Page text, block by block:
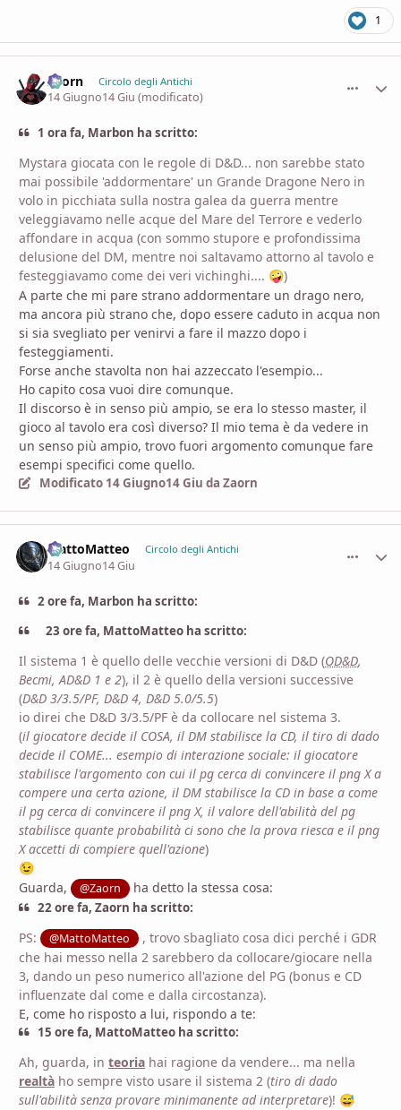
1
Zaorn Circolo degli Antichi
14 Giugno14 Giu (modificato)
1 ora fa, Marbon ha scritto:
Mystara giocata con le regole di D&D... non sarebbe stato
mai possibile 'addormentare' un Grande Dragone Nero in
volo in picchiata sulla nostra galea da guerra mentre
veleggiavamo nelle acque del Mare del Terrore e vederlo
affondare in acqua (con sommo stupore e profondissima
delusione del DM, mentre noi saltavamo attorno al tavolo e
festeggiavamo come dei veri vichinghi.... 🤪)
A parte che mi pare strano addormentare un drago nero,
ma ancora più strano che, dopo essere caduto in acqua non
si sia svegliato per venirvi a fare il mazzo dopo i
festeggiamenti.
Forse anche stavolta non hai azzeccato l'esempio...
Ho capito cosa vuoi dire comunque.
Il discorso è in senso più ampio, se era lo stesso master, il
gioco al tavolo era così diverso? Il mio tema è da vedere in
un senso più ampio, trovo fuori argomento comunque fare
esempi specifici come quello.
Modificato 14 Giugno14 Giu da Zaorn
MattoMatteo Circolo degli Antichi
14 Giugno14 Giu
2 ore fa, Marbon ha scritto:
23 ore fa, MattoMatteo ha scritto:
Il sistema 1 è quello delle vecchie versioni di D&D (OD&D,
Becmi, AD&D 1 e 2), il 2 è quello della versioni successive
(D&D 3/3.5/PF, D&D 4, D&D 5.0/5.5)
io direi che D&D 3/3.5/PF è da collocare nel sistema 3.
(il giocatore decide il COSA, il DM stabilisce la CD, il tiro di dado
decide il COME... esempio di interazione sociale: il giocatore
stabilisce l'argomento con cui il pg cerca di convincere il png X a
compere una certa azione, il DM stabilisce la CD in base a come
il pg cerca di convincere il png X, il valore dell'abilità del pg
stabilisce quante probabilità ci sono che la prova riesca e il png
X accetti di compiere quell'azione)
😉
Guarda, @Zaorn ha detto la stessa cosa:
22 ore fa, Zaorn ha scritto:
PS: @MattoMatteo
, trovo sbagliato cosa dici perché i GDR
che hai messo nella 2 sarebbero da collocare/giocare nella
3, dando un peso numerico all'azione del PG (bonus e CD
influenzate dal come e dalla circostanza).
E, come ho risposto a lui, rispondo a te:
15 ore fa, MattoMatteo ha scritto:
Ah, guarda, in teoria hai ragione da vendere... ma nella
realtà ho sempre visto usare il sistema 2 (tiro di dado
sull'abilità senza provare minimanente ad interpretare)! 😅